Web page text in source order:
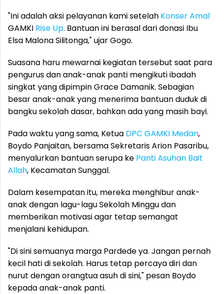
"Ini adalah aksi pelayanan kami setelah Konser Amal
GAMKI Rise Up. Bantuan ini berasal dari donasi Ibu
Elsa Malona Silitonga," ujar Gogo.
Suasana haru mewarnai kegiatan tersebut saat para
pengurus dan anak-anak panti mengikuti ibadah
singkat yang dipimpin Grace Damanik. Sebagian
besar anak-anak yang menerima bantuan duduk di
bangku sekolah dasar, bahkan ada yang masih bayi.
Pada waktu yang sama, Ketua DPC GAMKI Medan,
Boydo Panjaitan, bersama Sekretaris Arion Pasaribu,
menyalurkan bantuan serupa ke Panti Asuhan Bait
Allah, Kecamatan Sunggal.
Dalam kesempatan itu, mereka menghibur anak-
anak dengan lagu-lagu Sekolah Minggu dan
memberikan motivasi agar tetap semangat
menjalani kehidupan.
"Di sini semuanya marga Pardede ya. Jangan pernah
kecil hati di sekolah. Harus tetap percaya diri dan
nurut dengan orangtua asuh di sini," pesan Boydo
kepada anak-anak panti.